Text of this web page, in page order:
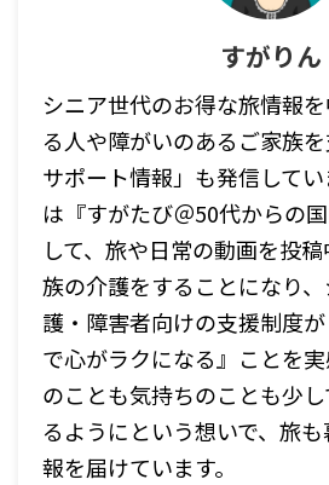
すがりん
シニア世代のお得な旅情報
る人や障がいのあるご家族
サポート情報」も発信して
は『すがたび＠50代からの
して、旅や日常の動画を投
族の介護をすることになり
護・障害者向けの支援制度
で心がラクになる』ことを
のことも気持ちのことも少
るようにという想いで、旅
報を届けています。